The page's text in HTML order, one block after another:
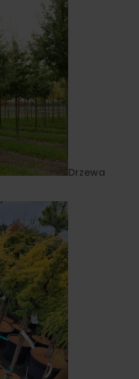
Drzewa